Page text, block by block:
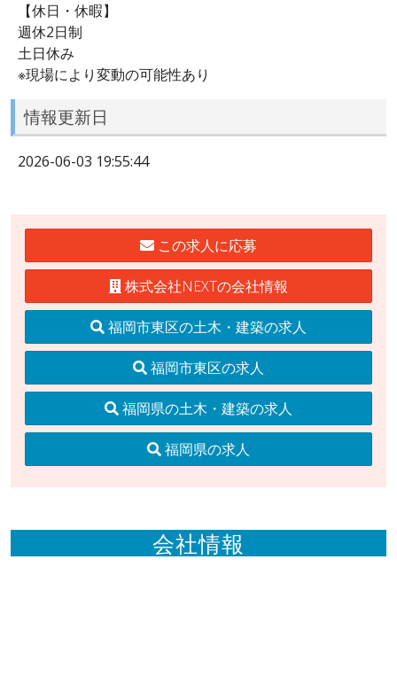
【休日・休暇】
週休2日制
土日休み
※現場により変動の可能性あり
情報更新日
2026-06-03 19:55:44
この求人に応募
株式会社NEXTの会社情報
福岡市東区の土木・建築の求人
福岡市東区の求人
福岡県の土木・建築の求人
福岡県の求人
会社情報